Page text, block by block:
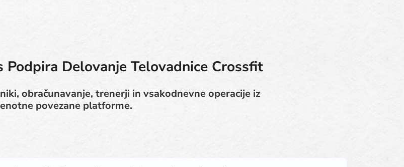
Podpira Delovanje Telovadnice Crossfit
obračunavanje, trenerji in vsakodnevne operacije iz
enotne povezane platforme.